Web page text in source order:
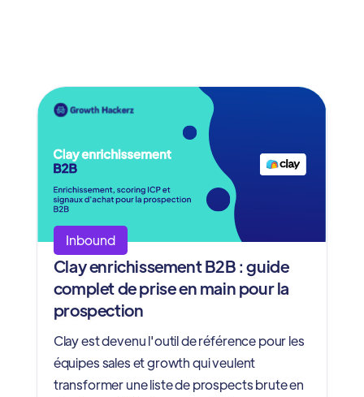
Inbound
Clay enrichissement B2B : guide
complet de prise en main pour la
prospection
Clay est devenu l'outil de référence pour les
équipes sales et growth qui veulent
transformer une liste de prospects brute en